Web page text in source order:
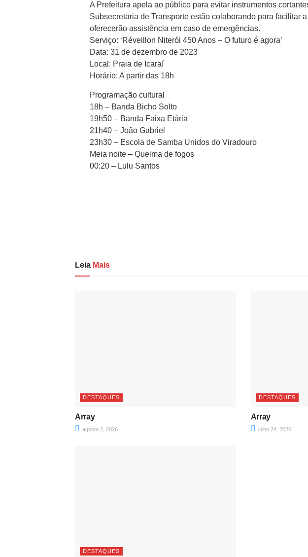
A Prefeitura apela ao público para evitar instrumentos
Subsecretaria de Transporte estão colaborando para facilitar
oferecerão assistência em caso de emergências.
Serviço: ‘Réveillon Niterói 450 Anos – O futuro é agora’
Data: 31 de dezembro de 2023
Local: Praia de Icaraí
Horário: A partir das 18h
Programação cultural
18h – Banda Bicho Solto
19h50 – Banda Faixa Etária
21h40 – João Gabriel
23h30 – Escola de Samba Unidos do Viradouro
Meia noite – Queima de fogos
00:20 – Lulu Santos
Leia Mais
DESTAQUES
Array
agosto 2, 2026
DESTAQUES
Array
julho 24, 2026
DESTAQUES